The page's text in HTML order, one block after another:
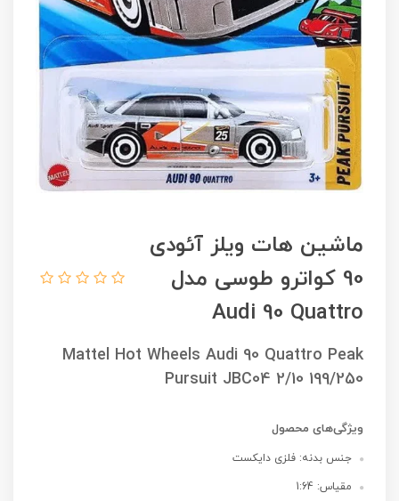
ماشین هات ویلز آئودی
90 کواترو طوسی مدل
Audi 90 Quattro
Mattel Hot Wheels Audi 90 Quattro Peak
Pursuit JBC04 2/10 199/250
ویژگی‌های محصول
جنس بدنه: فلزی دایکست
مقیاس: 1:64